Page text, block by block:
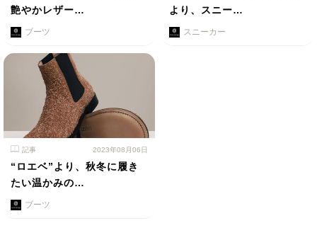
艶やかレザー…
ブーツ
より、スニー…
スニーカー
記事 2023年08月06日
“ロエベ”より、秋冬に履き
たい温かみの…
ブーツ